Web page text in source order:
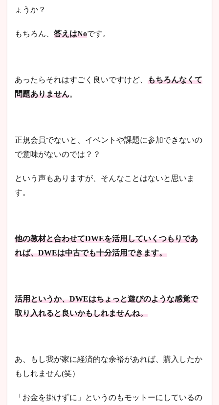
ょうか？
もちろん、 答えはNoです。
あったらそれはすごく良いですけど、 もちろんなくて
問題ありません。
正規会員でないと、イベントや課題に参加できないの
で意味がないのでは？？
という声もありますが、そんなことはないと思いま
す。
他の教材と合わせてDWEを活用していくつもりであ
れば、DWEは中古でも十分活用できます。
活用というか、DWEはちょっと遊びのような感覚で
取り入れると良いかもしれませんね。
あ、もし我が家に経済的な余裕があれば、購入したか
もしれません(笑）
「お金を掛けずに」というのもモットーにしているの